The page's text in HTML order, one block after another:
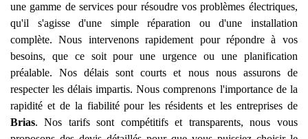
une gamme de services pour résoudre vos problèmes électriques,
qu'il s'agisse d'une simple réparation ou d'une installation
complète. Nous intervenons rapidement pour répondre à vos
besoins, que ce soit pour une urgence ou une planification
préalable. Nos délais sont courts et nous nous assurons de
respecter les délais impartis. Nous comprenons l'importance de la
rapidité et de la fiabilité pour les résidents et les entreprises de
Brias. Nos tarifs sont compétitifs et transparents, nous vous